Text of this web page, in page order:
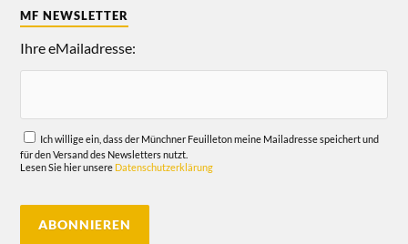
MF NEWSLETTER
Ihre eMailadresse:
Ich willige ein, dass der Münchner Feuilleton meine Mailadresse speichert und
für den Versand des Newsletters nutzt.
Lesen Sie hier unsere Datenschutzerklärung